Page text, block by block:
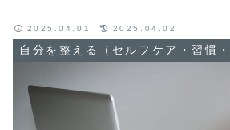
自分を整える（セルフケア・習慣・
2025.04.01 2025.04.02